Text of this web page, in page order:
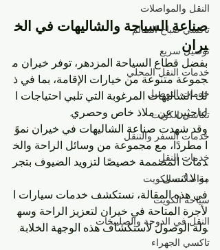
النقل والمواصلات
تاكسي صباح السالم
توصيل سريع
خدمات النقل المحلي
خدمات التوصيل
تكاسي الكويت
خدمات السفر والتنقل
خدمات النقل
مواصلات الكويت
سياحة الكويت
النقل في الدوحة والصليبخات
تاكسي الجهراء
صناعة السياحة والشاليهات في الخ
يران
بفضل قطاع السياحة المزدهر، توفر خيران م
جموعة متنوعة من خيارات الإقامة، بما في ذ
لك الشاليهات المرغوبة التي تلبي احتياجات ا
لباحثين عن ملاذ خاص وحصري.
وقد شهدت صناعة الشاليهات في خيران نموً
ا مطردًا، مع مجموعة من وسائل الراحة والخ
دمات المصممة خصيصًا لتزويد الضيوف بتجر
بة لا تُنسى.
في هذه المقالة، نستكشف خدمات سيارات ا
لأجرة المتاحة في خيران لتعزيز الراحة وسه
ولة الوصول لاستكشاف هذه الوجهة الخلابة.